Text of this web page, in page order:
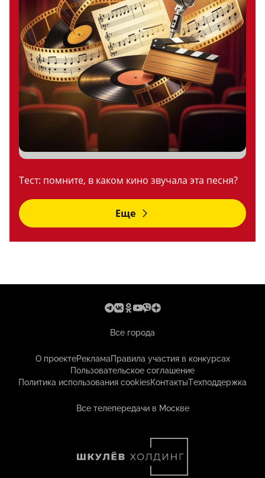
Тест: помните, в каком кино звучала эта песня?
Еще
Все города
О проектеРекламаПравила участия в конкурсах
Пользовательское соглашение
Политика использования cookiesКонтактыТехподдержка
Все телепередачи в Москве